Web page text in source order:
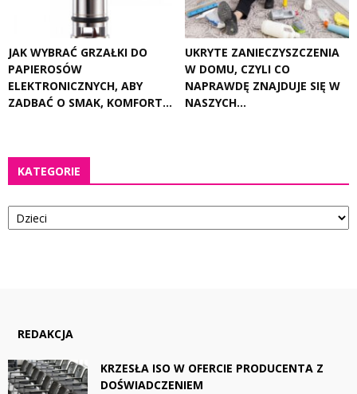
JAK WYBRAĆ GRZAŁKI DO
PAPIEROSÓW
ELEKTRONICZNYCH, ABY
ZADBAĆ O SMAK, KOMFORT...
UKRYTE ZANIECZYSZCZENIA
W DOMU, CZYLI CO
NAPRAWDĘ ZNAJDUJE SIĘ W
NASZYCH...
KATEGORIE
Kategorie
REDAKCJA
KRZESŁA ISO W OFERCIE PRODUCENTA Z
DOŚWIADCZENIEM